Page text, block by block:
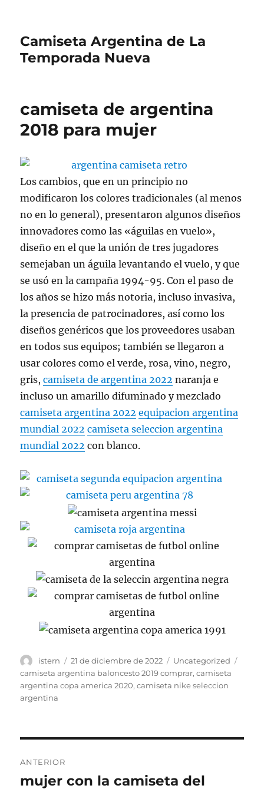
Camiseta Argentina de La
Temporada Nueva
camiseta de argentina
2018 para mujer
Los cambios, que en un principio no
modificaron los colores tradicionales (al menos
no en lo general), presentaron algunos diseños
innovadores como las «águilas en vuelo»,
diseño en el que la unión de tres jugadores
semejaban un águila levantando el vuelo, y que
se usó en la campaña 1994-95. Con el paso de
los años se hizo más notoria, incluso invasiva,
la presencia de patrocinadores, así como los
diseños genéricos que los proveedores usaban
en todos sus equipos; también se llegaron a
usar colores como el verde, rosa, vino, negro,
gris,camiseta de argentina 2022 naranja e
incluso un amarillo difuminado y mezclado
camiseta argentina 2022 equipacion argentina
mundial 2022 camiseta seleccion argentina
mundial 2022 con blanco.
Autor
istern
Publicado
el
21 de diciembre de 2022 Categorías
Uncategorized
camiseta argentina baloncesto 2019 comprar,camiseta
argentina copa america 2020,camiseta nike seleccion
argentina
de
ANTERIOR
Entrada
mujer con la camiseta del